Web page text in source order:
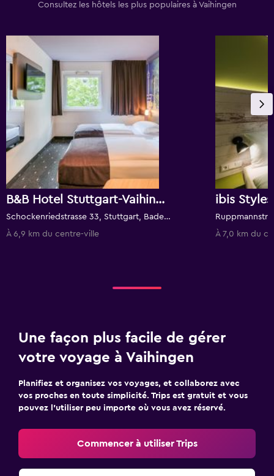
Consultez les hôtels les plus populaires à Vaihingen
B&B Hotel Stuttgart-Vaihingen
Schockenriedstrasse 33, Stuttgart, Bade-Wurtemberg, Allemagne
À 6,9 km du centre-ville
À 7,0 km du
Une façon plus facile de gérer
votre voyage à Vaihingen
Planifiez et organisez vos voyages, et collaborez avec
vos proches en toute simplicité. Trips est gratuit et vous
pouvez l’utiliser peu importe où vous avez réservé.
Commencer à utiliser Trips